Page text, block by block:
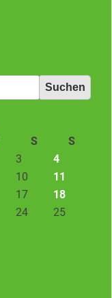
S
S
3
4
10
11
17
18
24
25